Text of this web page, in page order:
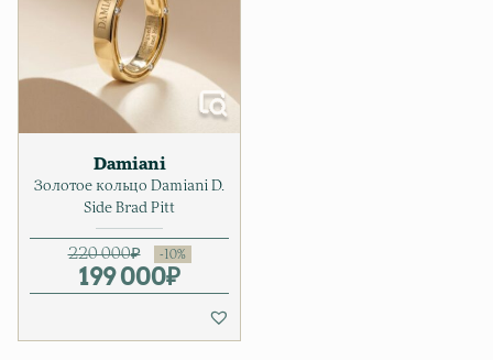
Damiani
Золотое кольцо Damiani D.
Side Brad Pitt
220 000₽
Первоначальная цена
199 000₽
Текущая цена: 199 000₽.